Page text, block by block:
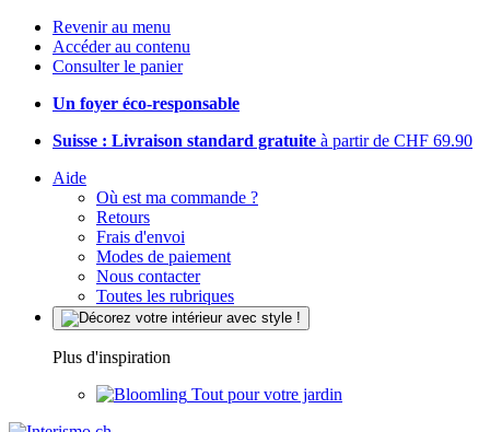
Revenir au menu
Accéder au contenu
Consulter le panier
Un foyer éco-responsable
Suisse : Livraison standard gratuite à partir de CHF 69.90
Aide
Où est ma commande ?
Retours
Frais d'envoi
Modes de paiement
Nous contacter
Toutes les rubriques
Plus d'inspiration
Tout pour votre jardin